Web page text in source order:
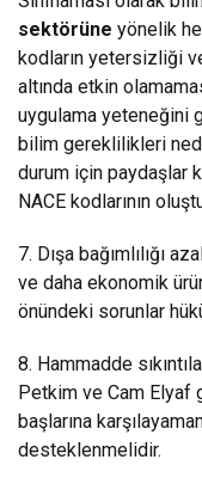
sektörüne yönelik
kodların yetersizliği
altında etkin
uygulama yeteneğini
bilim gereklilikleri
durum için paydaşlar
NACE kodlarının
7. Dışa bağımlılığı
ve daha ekonomik
önündeki sorunlar
8. Hammadde
Petkim ve Cam Elyaf
başlarına
desteklenmelidir.